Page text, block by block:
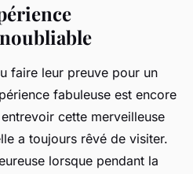
faire leur preuve pour un
fabuleuse est encore
cette merveilleuse
a toujours rêvé de visiter.
lorsque pendant la